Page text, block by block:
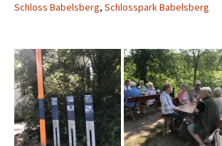
Schloss Babelsberg, Schlosspark Babelsberg